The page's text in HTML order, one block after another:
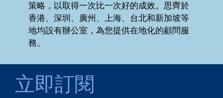
策略 ，以取得一次比一次好的成效。思齊於
香港、深圳、廣州、上海、台北和新加坡等
地均設有辦公室，為您提供在地化的顧問服
務。
立即訂閱